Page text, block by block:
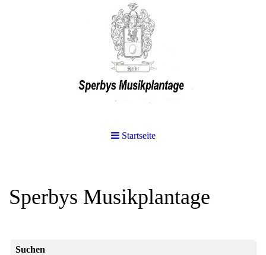
Startseite
Sperbys Musikplantage
Suchen